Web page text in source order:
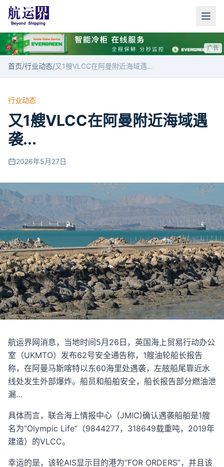
广告
首页/行业动态/ 又1艘VLCC在阿曼附近海域遇袭...
行业动态
又1艘VLCC在阿曼附近海域遇
袭...
2026年5月27日
航运界网消息，当地时间5月26日，英国海上贸易行动办公
室（UKMTO）发布62号安全通告称，1艘油轮船长报告
称，在阿曼马斯喀特以东60海里处遇袭，左舷船尾靠近水
线处发生外部爆炸。船员和船舶安全，船长报告部分燃油泄
漏…
具体而言，联合海上情报中心（JMIC)确认遇袭船舶是1艘
名为“Olympic Life”（9844277，318649载重吨，2019年
建造）的VLCC。
幸运的是，该轮AIS显示目的港为“FOR ORDERS”，并且该